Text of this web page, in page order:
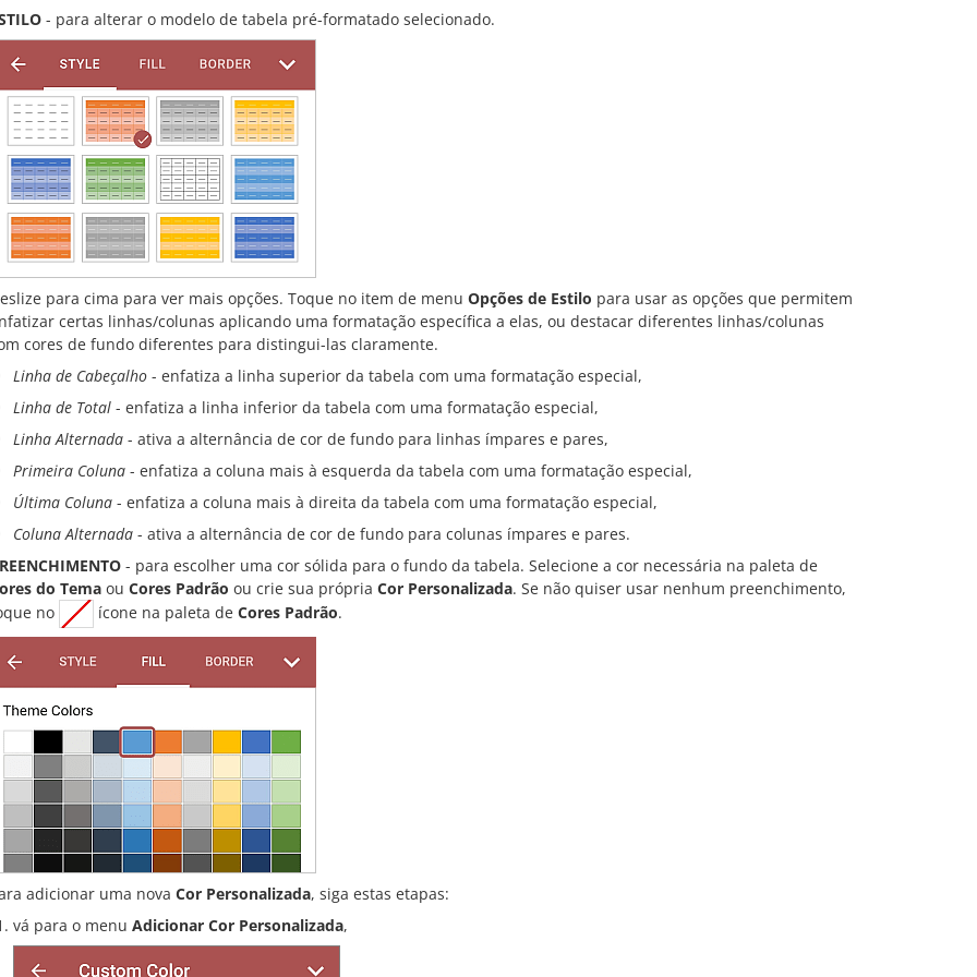
- para alterar o modelo de tabela pré-formatado selecionado.
para cima para ver mais opções. Toque no item de menu Opções de Estilo para usar as opções que permitem
certas linhas/colunas aplicando uma formatação específica a elas, ou destacar diferentes linhas/colunas
cores de fundo diferentes para distingui-las claramente.
Linha de Cabeçalho - enfatiza a linha superior da tabela com uma formatação especial,
Linha de Total - enfatiza a linha inferior da tabela com uma formatação especial,
Linha Alternada - ativa a alternância de cor de fundo para linhas ímpares e pares,
Primeira Coluna - enfatiza a coluna mais à esquerda da tabela com uma formatação especial,
Última Coluna - enfatiza a coluna mais à direita da tabela com uma formatação especial,
Coluna Alternada - ativa a alternância de cor de fundo para colunas ímpares e pares.
- para escolher uma cor sólida para o fundo da tabela. Selecione a cor necessária na paleta de
do Tema ou Cores Padrão ou crie sua própria Cor Personalizada. Se não quiser usar nenhum preenchimento,
no
ícone na paleta de Cores Padrão.
adicionar uma nova Cor Personalizada, siga estas etapas:
vá para o menu Adicionar Cor Personalizada,